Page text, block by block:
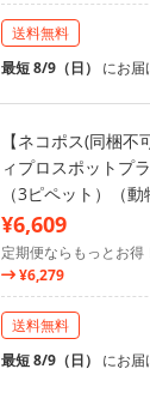
送料無料
最短 8/9（日） にお届
【ネコポス(同梱
ィプロスポットプ
（3ピペット）（動
¥6,609
定期便ならもっとお得
¥6,279
送料無料
最短 8/9（日） にお届